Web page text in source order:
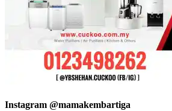
Instagram @mamakembartiga